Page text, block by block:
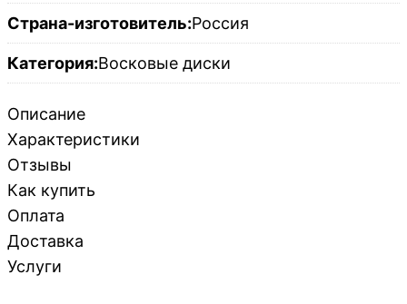
Страна-изготовитель:Россия
Категория:Восковые диски
Описание
Характеристики
Отзывы
Как купить
Оплата
Доставка
Услуги